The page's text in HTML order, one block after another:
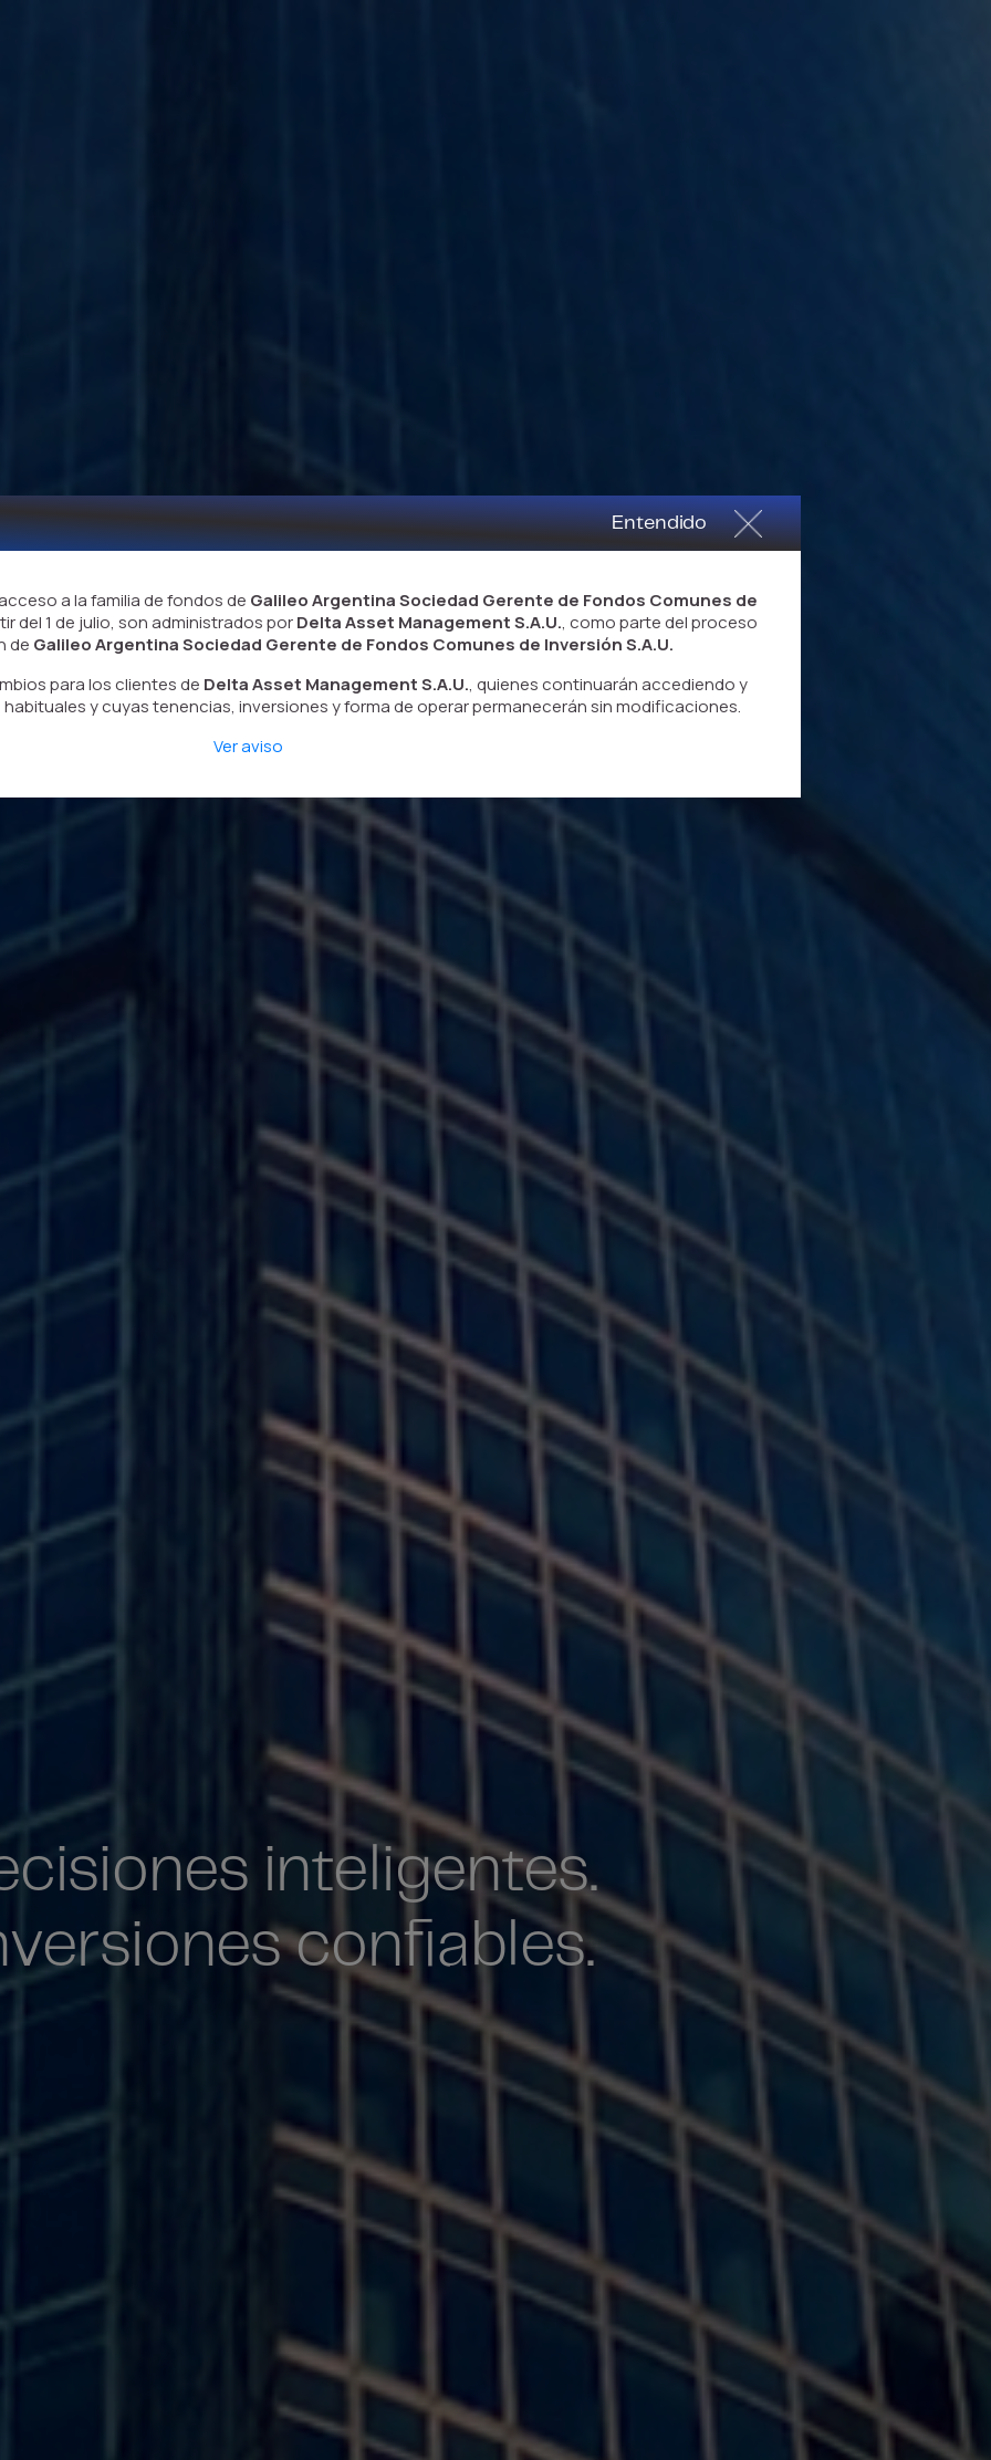
inteligentes.
confiables.
Entendido
a la familia de fondos de Galileo Argentina Sociedad Gerente de Fondos Comunes de
del 1 de julio, son administrados porDelta Asset Management S.A.U., como parte del proceso
de Galileo Argentina Sociedad Gerente de Fondos Comunes de Inversión S.A.U.
para los clientes de Delta Asset Management S.A.U., quienes continuarán accediendo y
y cuyas tenencias, inversiones y forma de operar permanecerán sin modificaciones.
Ver aviso